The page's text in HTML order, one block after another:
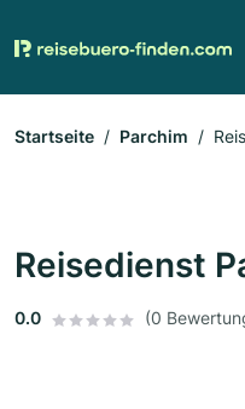
Startseite Parchim
Reisedienst
0.0 (0